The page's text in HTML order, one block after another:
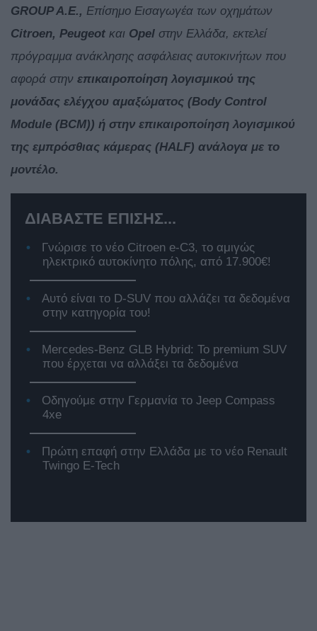
GROUP A.E., Επίσημο Εισαγωγέα των οχημάτων
Citroen, Peugeot και Opel στην Ελλάδα, εκτελεί
πρόγραμμα ανάκλησης ασφάλειας αυτοκινήτων που
αφορά στην επικαιροποίηση λογισμικού της
μονάδας ελέγχου αμαξώματος (Body Control
Module (BCM)) ή στην επικαιροποίηση λογισμικού
της εμπρόσθιας κάμερας (HALF) ανάλογα με το
μοντέλο.
ΔΙΑΒΑΣΤΕ ΕΠΙΣΗΣ...
Γνώρισε το νέο Citroen e-C3, το αμιγώς
ηλεκτρικό αυτοκίνητο πόλης, από 17.900€!
Αυτό είναι το D-SUV που αλλάζει τα δεδομένα
στην κατηγορία του!
Mercedes-Benz GLB Hybrid: Το premium SUV
που έρχεται να αλλάξει τα δεδομένα
Οδηγούμε στην Γερμανία το Jeep Compass
4xe
Πρώτη επαφή στην Ελλάδα με το νέο Renault
Twingo E-Tech